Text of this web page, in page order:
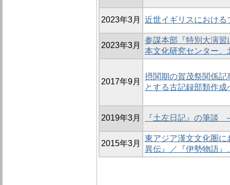
2023年3月 近世イギリスにおける
2023年3月
参謀本部『特別大演
本文化研究センター
2017年9月
摂関期の賀茂祭関係
とする古記録部類作
2019年3月 『土左日記』の筆談
2015年3月
東アジア漢文文化圏
異伝』／『伊勢物語